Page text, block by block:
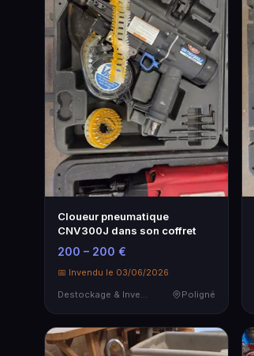
Cloueur pneumatique
CNV300J dans son coffret
200 – 200 €
📅 Invendu le 03/06/2026
Poligné